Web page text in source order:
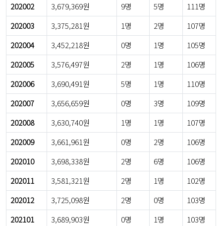
202002
3,679,369원 9명 5명
111명
202003
3,375,281원 1명 2명
107명
202004
3,452,218원 0명 1명
105명
202005
3,576,497원 2명 1명
106명
202006
3,690,491원 5명 1명
110명
202007
3,656,659원 0명 3명
109명
202008
3,630,740원 1명 1명
107명
202009
3,661,961원 0명 2명
106명
202010
3,698,338원 2명 6명
106명
202011
3,581,321원 2명 1명
102명
202012
3,725,098원 2명 0명
103명
202101
3,689,903원 0명 1명
103명